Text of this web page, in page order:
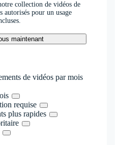
collection de vidéos de
autorisés pour un usage
maintenant
de vidéos par mois
requise
plus rapides